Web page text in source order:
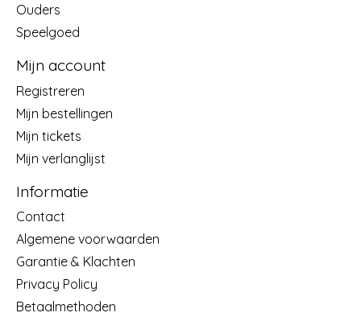
Ouders
Speelgoed
Mijn account
Registreren
Mijn bestellingen
Mijn tickets
Mijn verlanglijst
Informatie
Contact
Algemene voorwaarden
Garantie & Klachten
Privacy Policy
Betaalmethoden